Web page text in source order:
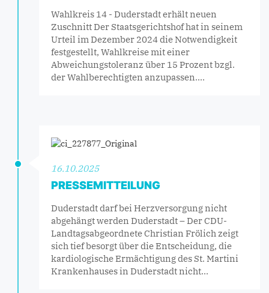
Wahlkreis 14 - Duderstadt erhält neuen
Zuschnitt Der Staatsgerichtshof hat in seinem
Urteil im Dezember 2024 die Notwendigkeit
festgestellt, Wahlkreise mit einer
Abweichungstoleranz über 15 Prozent bzgl.
der Wahlberechtigten anzupassen.…
16.10.2025
PRESSEMITTEILUNG
Duderstadt darf bei Herzversorgung nicht
abgehängt werden Duderstadt – Der CDU-
Landtagsabgeordnete Christian Frölich zeigt
sich tief besorgt über die Entscheidung, die
kardiologische Ermächtigung des St. Martini
Krankenhauses in Duderstadt nicht…